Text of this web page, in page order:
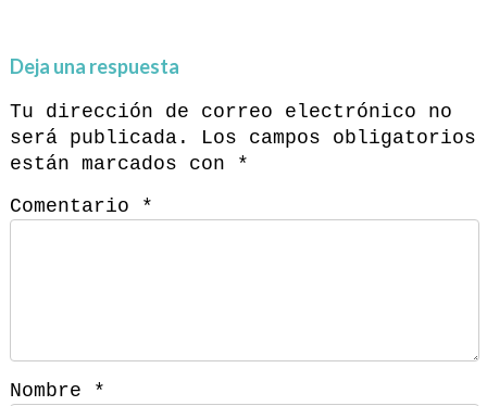
Deja una respuesta
Tu dirección de correo electrónico no
será publicada.
Los campos obligatorios
están marcados con
*
Comentario
*
Nombre *